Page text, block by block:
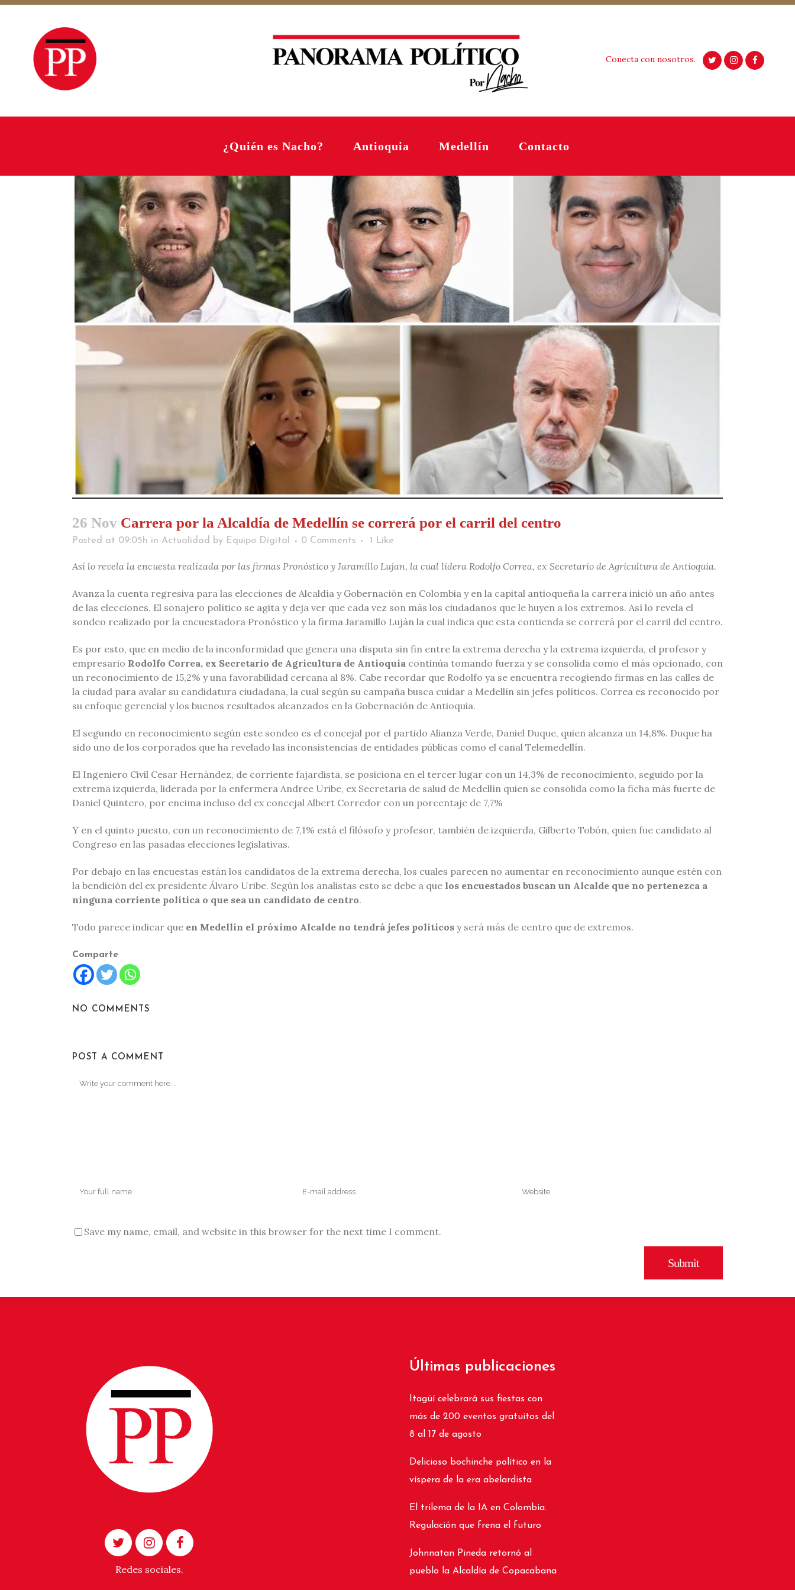
Conecta con nosotros.
¿Quién es Nacho? Antioquia Medellín Contacto
26 Nov Carrera por la Alcaldía de Medellín se correrá por el carril del centro
Posted at 09:05h in Actualidad by Equipo Digital 0 Comments 1 Like
Así lo revela la encuesta realizada por las firmas Pronóstico y Jaramillo Lujan, la cual lidera Rodolfo Correa, ex Secretario de Agricultura de Antioquia.
Avanza la cuenta regresiva para las elecciones de Alcaldía y Gobernación en Colombia y en la capital antioqueña la carrera inició un año antes
de las elecciones. El sonajero político se agita y deja ver que cada vez son más los ciudadanos que le huyen a los extremos. Así lo revela el
sondeo realizado por la encuestadora Pronóstico y la firma Jaramillo Luján la cual indica que esta contienda se correrá por el carril del centro.
Es por esto, que en medio de la inconformidad que genera una disputa sin fin entre la extrema derecha y la extrema izquierda, el profesor y
empresario Rodolfo Correa, ex Secretario de Agricultura de Antioquia continúa tomando fuerza y se consolida como el más opcionado, con
un reconocimiento de 15,2% y una favorabilidad cercana al 8%. Cabe recordar que Rodolfo ya se encuentra recogiendo firmas en las calles de
la ciudad para avalar su candidatura ciudadana, la cual según su campaña busca cuidar a Medellín sin jefes políticos. Correa es reconocido por
su enfoque gerencial y los buenos resultados alcanzados en la Gobernación de Antioquia.
El segundo en reconocimiento según este sondeo es el concejal por el partido Alianza Verde, Daniel Duque, quien alcanza un 14,8%. Duque ha
sido uno de los corporados que ha revelado las inconsistencias de entidades públicas como el canal Telemedellín.
El Ingeniero Civil Cesar Hernández, de corriente fajardista, se posiciona en el tercer lugar con un 14,3% de reconocimiento, seguido por la
extrema izquierda, liderada por la enfermera Andree Uribe, ex Secretaria de salud de Medellín quien se consolida como la ficha más fuerte de
Daniel Quintero, por encima incluso del ex concejal Albert Corredor con un porcentaje de 7,7%
Y en el quinto puesto, con un reconocimiento de 7,1% está el filósofo y profesor, también de izquierda, Gilberto Tobón, quien fue candidato al
Congreso en las pasadas elecciones legislativas.
Por debajo en las encuestas están los candidatos de la extrema derecha, los cuales parecen no aumentar en reconocimiento aunque estén con
la bendición del ex presidente Álvaro Uribe. Según los analistas esto se debe a que los encuestados buscan un Alcalde que no pertenezca a
ninguna corriente política o que sea un candidato de centro.
Todo parece indicar que en Medellín el próximo Alcalde no tendrá jefes políticos y será más de centro que de extremos.
Comparte
NO COMMENTS
POST A COMMENT
Save my name, email, and website in this browser for the next time I comment.
Redes sociales.
Últimas publicaciones
Itagüí celebrará sus fiestas con
más de 200 eventos gratuitos del
8 al 17 de agosto
Delicioso bochinche político en la
víspera de la era abelardista
El trilema de la IA en Colombia.
Regulación que frena el futuro
Johnnatan Pineda retornó al
pueblo la Alcaldía de Copacabana